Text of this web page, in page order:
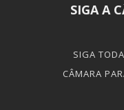
SIGA A
SIGA
CÂMARA